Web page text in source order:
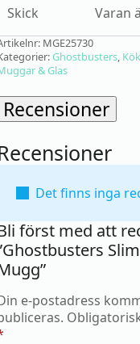
Skick Varan
MGE25730
Ghostbusters, Kök
& Glas
Recensioner
Det finns inga
först med att
e-postadress